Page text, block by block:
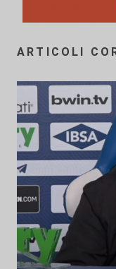
ARTICOLI